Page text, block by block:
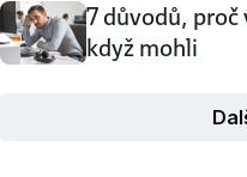
7 důvodů, proč
když mohli